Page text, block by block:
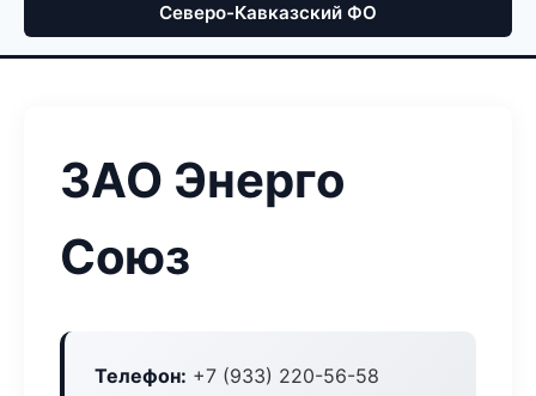
Северо-Кавказский ФО
ЗАО Энерго
Союз
Телефон: +7 (933) 220-56-58